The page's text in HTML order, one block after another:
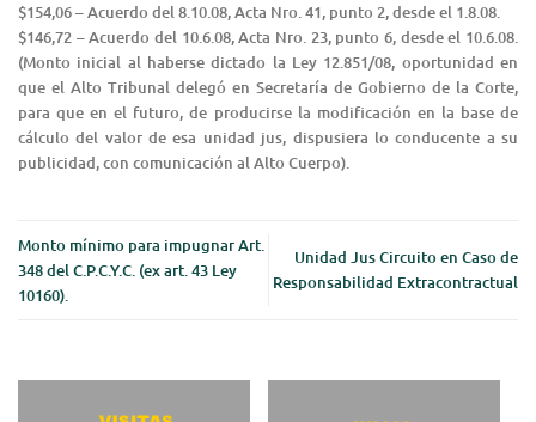
$154,06 – Acuerdo del 8.10.08, Acta Nro. 41, punto 2, desde el 1.8.08.
$146,72 – Acuerdo del 10.6.08, Acta Nro. 23, punto 6, desde el 10.6.08.
(Monto inicial al haberse dictado la Ley 12.851/08, oportunidad en
que el Alto Tribunal delegó en Secretaría de Gobierno de la Corte,
para que en el futuro, de producirse la modificación en la base de
cálculo del valor de esa unidad jus, dispusiera lo conducente a su
publicidad, con comunicación al Alto Cuerpo).
Monto mínimo para impugnar Art.
348 del C.P.C.Y.C. (ex art. 43 Ley
10160).
Unidad Jus Circuito en Caso de
Responsabilidad Extracontractual